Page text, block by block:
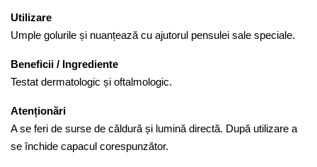
Utilizare
Umple golurile și nuanțează cu ajutorul pensulei sale speciale.
Beneficii / Ingrediente
Testat dermatologic și oftalmologic.
Atenționări
A se feri de surse de căldură și lumină directă. După utilizare a
se închide capacul corespunzător.